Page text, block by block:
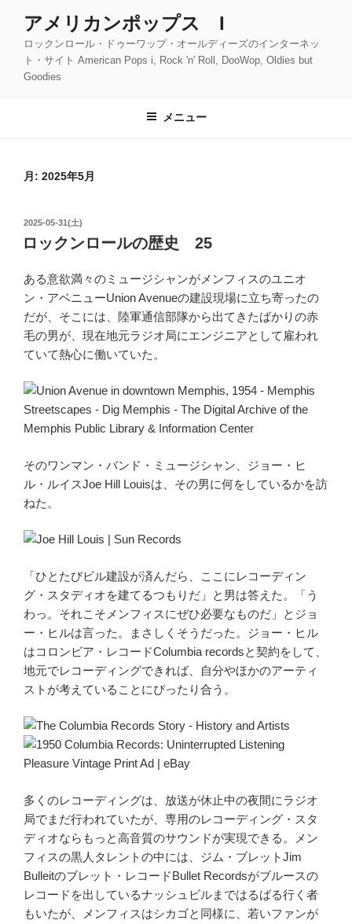
アメリカンポップス I
ロックンロール・ドゥーワップ・オールディーズのインターネッ
ト・サイト American Pops i, Rock 'n' Roll, DooWop, Oldies but
Goodies
メニュー
月: 2025年5月
投
稿
日:
2025-05-31(土)
ロックンロールの歴史 25
ある意欲満々のミュージシャンがメンフィスのユニオ
ン・アベニューUnion Avenueの建設現場に立ち寄ったの
だが、そこには、陸軍通信部隊から出てきたばかりの赤
毛の男が、現在地元ラジオ局にエンジニアとして雇われ
ていて熱心に働いていた。
そのワンマン・バンド・ミュージシャン、ジョー・ヒ
ル・ルイスJoe Hill Louisは、その男に何をしているかを訪
ねた。
「ひとたびビル建設が済んだら、ここにレコーディン
グ・スタディオを建てるつもりだ」と男は答えた。「う
わっ。それこそメンフィスにぜひ必要なものだ」とジョ
ー・ヒルは言った。まさしくそうだった。ジョー・ヒル
はコロンビア・レコードColumbia recordsと契約をして、
地元でレコーディングできれば、自分やほかのアーティ
ストが考えていることにぴったり合う。
多くのレコーディングは、放送が休止中の夜間にラジオ
局でまだ行われていたが、専用のレコーディング・スタ
ディオならもっと高音質のサウンドが実現できる。メン
フィスの黒人タレントの中には、ジム・ブレットJim
Bulleitのブレット・レコードBullet Recordsがブルースの
レコードを出しているナッシュビルまではるばる行く者
もいたが、メンフィスはシカゴと同様に、若いファンが